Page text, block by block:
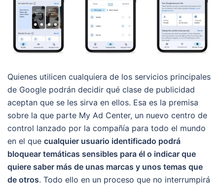
Quienes utilicen cualquiera de los servicios principales
de Google podrán decidir qué clase de publicidad
aceptan que se les sirva en ellos. Esa es la premisa
sobre la que parte My Ad Center, un nuevo centro de
control lanzado por la compañía para todo el mundo
en el que cualquier usuario identificado podrá
bloquear temáticas sensibles para él o indicar que
quiere saber más de unas marcas y unos temas que
de otros. Todo ello en un proceso que no interrumpirá